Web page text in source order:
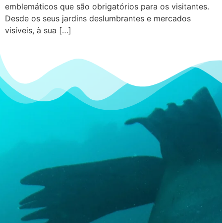
emblemáticos que são obrigatórios para os visitantes.
Desde os seus jardins deslumbrantes e mercados
visíveis, à sua […]